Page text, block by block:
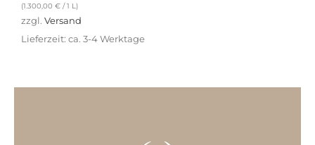
(1.300,00 € / 1 L)
zzgl. Versand
Lieferzeit: ca. 3-4 Werktage